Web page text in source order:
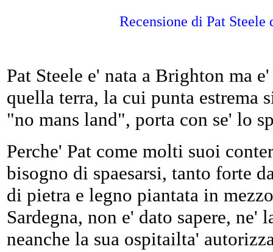
Recensione di Pat
Pat Steele e' nata a Brighton ma
quella terra, la cui punta estrema
"no mans land", porta con se' lo
Perche' Pat come molti suoi
bisogno di spaesarsi, tanto forte
di pietra e legno piantata in
Sardegna, non e' dato sapere, ne'
neanche la sua ospitailta'